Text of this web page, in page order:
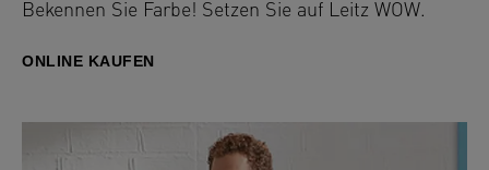
Bekennen Sie Farbe! Setzen Sie auf Leitz WOW.
ONLINE KAUFEN